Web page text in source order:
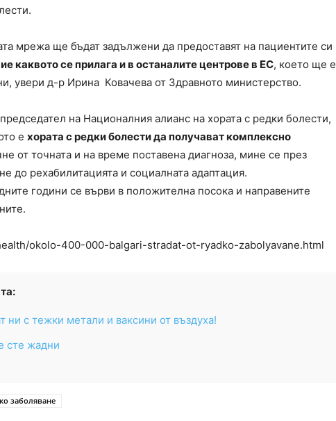
мрежа ще бъдат задължени да предоставят на пациентите си
каквото се прилага и в останалите центрове в ЕС, което ще е
увери д-р Ирина Ковачева от Здравното министерство.
на Националния алианс на хората с редки болести,
е хората с редки болести да получават комплексно
от точната и на време поставена диагноза, мине се през
до рехабилитацията и социалната адаптация.
години се върви в положителна посока и направените
okolo-400-000-balgari-stradat-ot-ryadko-zabolyavane.html
ни с тежки метали и ваксини от въздуха!
сте жадни
заболяване